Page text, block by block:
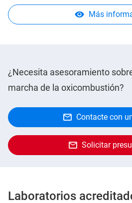
Más
¿Necesita asesoramiento
marcha de la oxicombustión?
Contacte con
Solicitar
Laboratorios